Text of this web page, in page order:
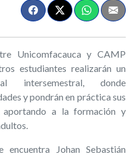
Unicomfacauca y CAMP
estudiantes realizarán un
intersemestral, donde
y pondrán en práctica sus
aportando a la formación y
Johan Sebastián